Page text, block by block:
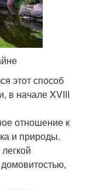
этот способ
в начале XVIII
отношение к
и природы.